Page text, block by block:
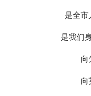
是全市
是我们
向
向